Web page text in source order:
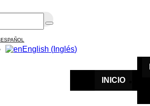
ESPAÑOL
English ( Inglés)
INICIO